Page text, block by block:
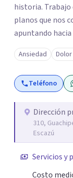
historia. Trabajo
planos que nos
apuntando
con la forma en la que
profesional y los
a apasionarme
recuperación de
paliativos,
atención de
Ansiedad
Teléfono
Dirección
310,
Escazú
Servicios y
Costo